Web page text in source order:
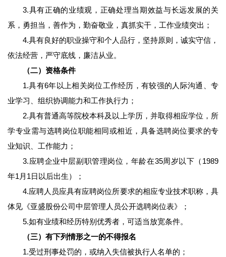
3.具有正确的业绩观，正确处理当期效益与长远发展的关
系，勇担当，善作为，勤奋敬业，真抓实干，工作业绩突出；
4.具有良好的职业操守和个人品行，坚持原则，诚实守信，
依法经营，严守底线，廉洁从业。
（二）资格条件
1.具有6年以上相关岗位工作经历，有较强的人际沟通、专
业学习、组织协调能力和工作执行力；
2.具有普通高等院校本科及以上学历，并取得相应学位，所
学专业需与选聘岗位职能相同或相近，具备选聘岗位要求的专
业知识、工作能力；
3.应聘企业中层副职管理岗位，年龄在35周岁以下（1989
年1月1日以后出生）；
4.应聘人员应具有应聘岗位所要求的相应专业技术职称，具
体见《亚盛股份公司中层管理人员公开选聘岗位表》；
5.如有业绩和经历特别优秀者，可适当放宽条件。
（三）有下列情形之一的不得报名
1.受过刑事处罚的，或纳入失信被执行人名单的；